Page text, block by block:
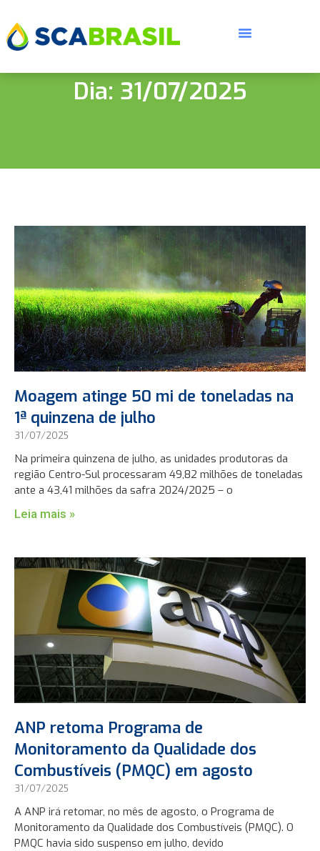
Dia: 31/07/2025
Moagem atinge 50 mi de toneladas na
1ª quinzena de julho
31/07/2025
Na primeira quinzena de julho, as unidades produtoras da
região Centro-Sul processaram 49,82 milhões de toneladas
ante a 43,41 milhões da safra 2024/2025 – o
Leia mais »
ANP retoma Programa de
Monitoramento da Qualidade dos
Combustíveis (PMQC) em agosto
31/07/2025
A ANP irá retomar, no mês de agosto, o Programa de
Monitoramento da Qualidade dos Combustíveis (PMQC). O
PMQC havia sido suspenso em julho, devido